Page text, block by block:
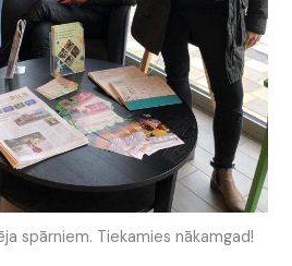
spārniem. Tiekamies nākamgad!